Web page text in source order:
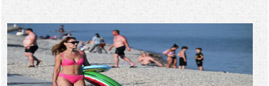
глупость. Из всех страхов самый пугающий — самолюбование.
-- Лучшее, что можно сделать с хорошим советом, это пропустить его
мимо ушей. Он никогда не бывает полезен никому, кроме того, кто его
-- Люблю давать советы и очень не люблю, когда их дают мне.